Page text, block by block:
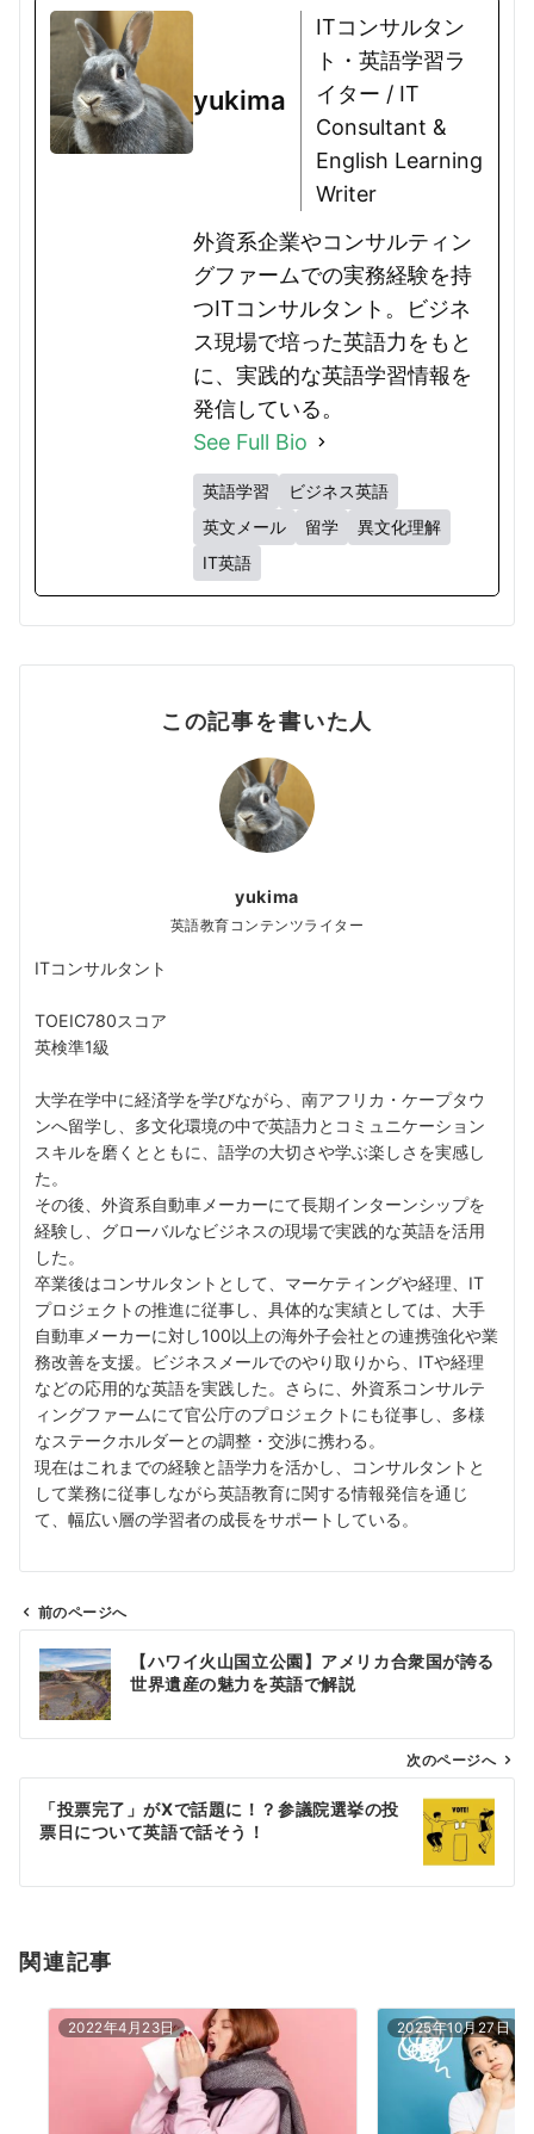
yukima
ITコンサルタン
ト・英語学習ラ
イター / IT
Consultant &
English Learning
Writer
外資系企業やコンサルティン
グファームでの実務経験を持
つITコンサルタント。ビジネ
ス現場で培った英語力をもと
に、実践的な英語学習情報を
発信している。
See Full Bio
英語学習
ビジネス英語
英文メール
留学
異文化理解
IT英語
この記事を書いた人
yukima
英語教育コンテンツライター
ITコンサルタント
TOEIC780スコア
英検準1級
大学在学中に経済学を学びながら、南アフリカ・ケープタウ
ンへ留学し、多文化環境の中で英語力とコミュニケーション
スキルを磨くとともに、語学の大切さや学ぶ楽しさを実感し
た。
その後、外資系自動車メーカーにて長期インターンシップを
経験し、グローバルなビジネスの現場で実践的な英語を活用
した。
卒業後はコンサルタントとして、マーケティングや経理、IT
プロジェクトの推進に従事し、具体的な実績としては、大手
自動車メーカーに対し100以上の海外子会社との連携強化や業
務改善を支援。ビジネスメールでのやり取りから、ITや経理
などの応用的な英語を実践した。さらに、外資系コンサルテ
ィングファームにて官公庁のプロジェクトにも従事し、多様
なステークホルダーとの調整・交渉に携わる。
現在はこれまでの経験と語学力を活かし、コンサルタントと
して業務に従事しながら英語教育に関する情報発信を通じ
て、幅広い層の学習者の成長をサポートしている。
ン
前のページへ
【ハワイ火山国立公園】アメリカ合衆国が誇る
世界遺産の魅力を英語で解説
次のページへ
「投票完了」がXで話題に！？参議院選挙の投
票日について英語で話そう！
関連記事
2022年4月23日 2025年10月27日